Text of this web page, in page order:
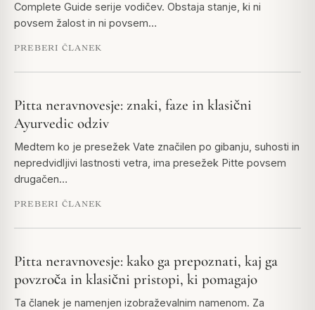
Complete Guide serije vodičev. Obstaja stanje, ki ni
povsem žalost in ni povsem…
PREBERI ČLANEK
Pitta neravnovesje: znaki, faze in klasični
Ayurvedic odziv
Medtem ko je presežek Vate značilen po gibanju, suhosti in
nepredvidljivi lastnosti vetra, ima presežek Pitte povsem
drugačen…
PREBERI ČLANEK
Pitta neravnovesje: kako ga prepoznati, kaj ga
povzroča in klasični pristopi, ki pomagajo
Ta članek je namenjen izobraževalnim namenom. Za